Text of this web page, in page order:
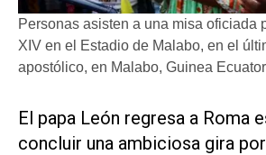
Personas asisten a una misa oficiada
XIV en el Estadio de Malabo, en el
apostólico, en Malabo, Guinea
El papa León regresa a Roma
concluir una ambiciosa gira